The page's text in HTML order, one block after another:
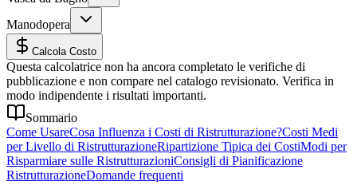
Manodopera
Calcola Costo
Questa calcolatrice non ha ancora completato le verifiche di
pubblicazione e non compare nel catalogo revisionato. Verifica in
modo indipendente i risultati importanti.
Sommario
Come UsareCosa Influenza i Costi di Ristrutturazione?Costi Medi
per Livello di RistrutturazioneRipartizione Tipica dei CostiModi per
Risparmiare sulle RistrutturazioniConsigli di Pianificazione
RistrutturazioneDomande frequenti